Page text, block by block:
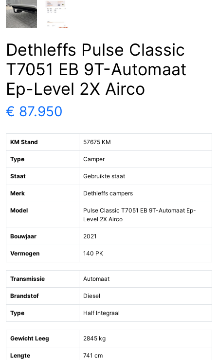
Dethleffs Pulse Classic
T7051 EB 9T-Automaat
Ep-Level 2X Airco
€ 87.950
KM Stand 57675 KM
Type Camper
Staat Gebruikte staat
Merk Dethleffs campers
Model
Pulse Classic T7051 EB 9T-Automaat Ep-
Level 2X Airco
Bouwjaar 2021
Vermogen 140 PK
Transmissie Automaat
Brandstof Diesel
Type Half Integraal
Gewicht Leeg 2845 kg
Lengte 741 cm